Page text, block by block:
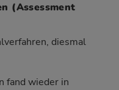
(Assessment
diesmal
fand wieder in